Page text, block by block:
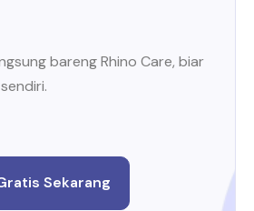
bareng Rhino Care, biar
Sekarang